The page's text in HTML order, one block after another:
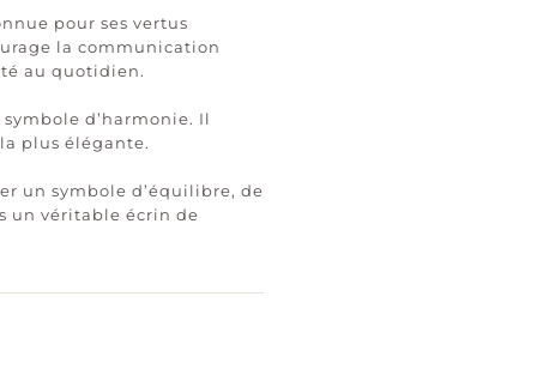
pour ses vertus
la communication
au quotidien.
d’harmonie. Il
plus élégante.
un symbole d’équilibre, de
un véritable écrin de